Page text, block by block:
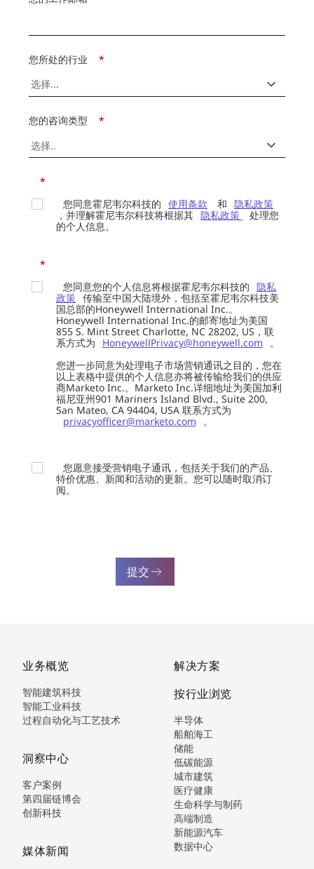
*
您所处的行业
*
您的咨询类型
*
您同意霍尼韦尔科技的 使用条款 和 隐私政策
，并理解霍尼韦尔科技将根据其 隐私政策
处理您
的个人信息。
*
您同意您的个人信息将根据霍尼韦尔科技的 隐私
政策 传输至中国大陆境外，包括至霍尼韦尔科技美
国总部的Honeywell International Inc.。
Honeywell International Inc.的邮寄地址为美国
855 S. Mint Street Charlotte, NC 28202, US，联
系方式为
HoneywellPrivacy@honeywell.com
。
您进一步同意为处理电子市场营销通讯之目的，您在
以上表格中提供的个人信息亦将被传输给我们的供应
商Marketo Inc.。Marketo Inc.详细地址为美国加利
福尼亚州901 Mariners Island Blvd., Suite 200,
San Mateo, CA 94404, USA 联系方式为
privacyofficer@marketo.com
。
您愿意接受营销电子通讯，包括关于我们的产品、
特价优惠、新闻和活动的更新。您可以随时取消订
阅。
提交
业务概览
智能建筑科技
智能工业科技
过程自动化与工艺技术
洞察中心
客户案例
第四届链博会
创新科技
媒体新闻
解决方案
按行业浏览
半导体
船舶海工
储能
低碳能源
城市建筑
医疗健康
生命科学与制药
高端制造
新能源汽车
数据中心